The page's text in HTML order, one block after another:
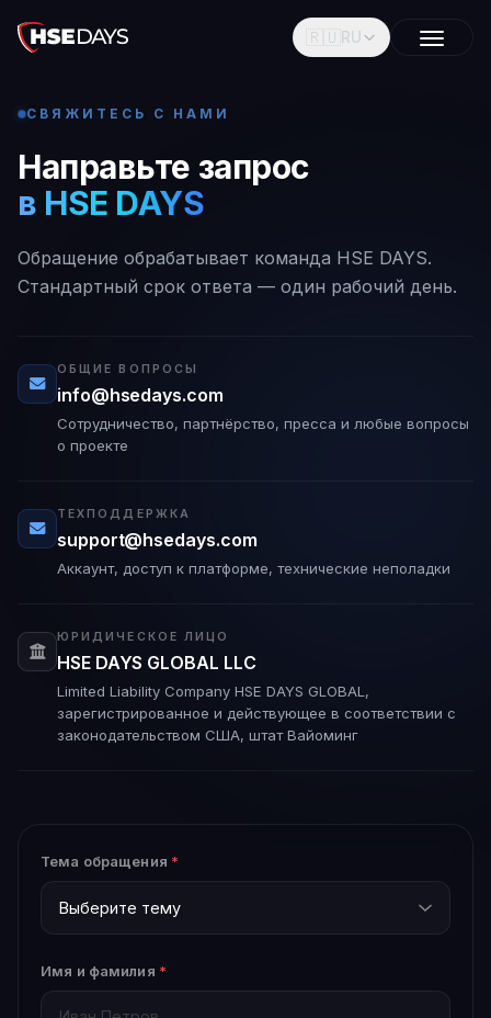
🇷🇺RU
СВЯЖИТЕСЬ С НАМИ
Направьте запрос
в HSE DAYS
Обращение обрабатывает команда HSE DAYS.
Стандартный срок ответа — один рабочий день.
ОБЩИЕ ВОПРОСЫ
info@hsedays.com
Сотрудничество, партнёрство, пресса и любые вопросы
о проекте
ТЕХПОДДЕРЖКА
support@hsedays.com
Аккаунт, доступ к платформе, технические неполадки
ЮРИДИЧЕСКОЕ ЛИЦО
HSE DAYS GLOBAL LLC
Limited Liability Company HSE DAYS GLOBAL,
зарегистрированное и действующее в соответствии с
законодательством США, штат Вайоминг
Тема обращения *
Имя и фамилия *